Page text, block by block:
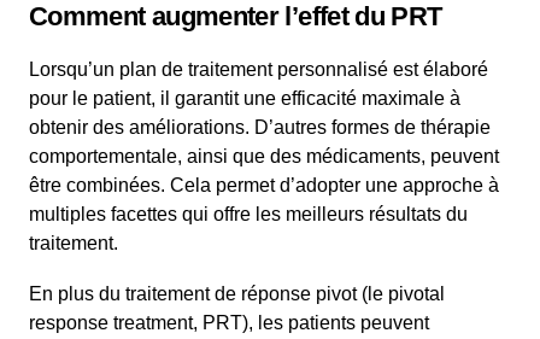
Comment augmenter l’effet du PRT
Lorsqu’un plan de traitement personnalisé est élaboré
pour le patient, il garantit une efficacité maximale à
obtenir des améliorations. D’autres formes de thérapie
comportementale, ainsi que des médicaments, peuvent
être combinées. Cela permet d’adopter une approche à
multiples facettes qui offre les meilleurs résultats du
traitement.
En plus du traitement de réponse pivot (le pivotal
response treatment, PRT), les patients peuvent